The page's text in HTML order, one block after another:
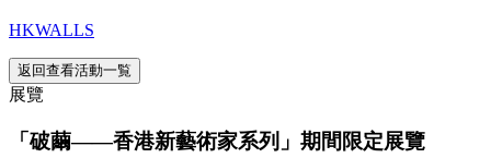
HKWALLS
返回查看活動一覧
展覽
「破繭——香港新藝術家系列」期間限定展覽